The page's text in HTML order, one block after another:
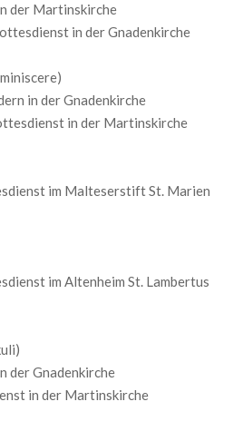
der Martinskirche
in der Gnadenkirche
in der Gnadenkirche
in der Martinskirche
im Malteserstift St. Marien
im Altenheim St. Lambertus
der Gnadenkirche
in der Martinskirche